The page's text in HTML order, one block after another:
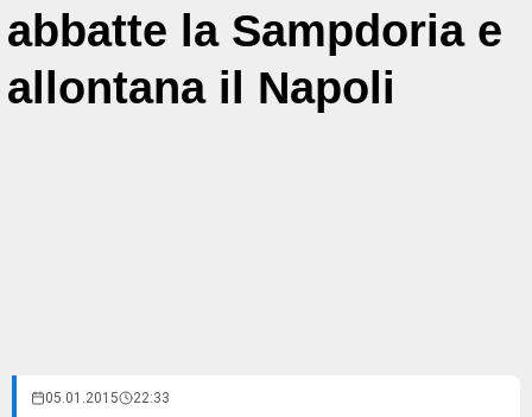
abbatte la Sampdoria e
allontana il Napoli
05.01.2015 22:33